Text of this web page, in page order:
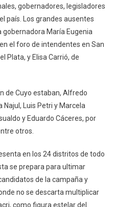
gobernadores, legisladores
país. Los grandes ausentes
María Eugenia
el foro de intendentes en San
Plata, y Elisa Carrió, de
de Cuyo estaban, Alfredo
Najul, Luis Petri y Marcela
y Eduardo Cáceres, por
otros.
en los 24 distritos de todo
se prepara para ultimar
de la campaña y
no se descarta multiplicar
como figura estelar del